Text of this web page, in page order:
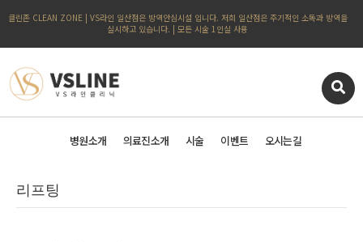
클린존 CLEAN ZONE | VS라인 일산점은 방역안심시설 입니다. 저희 일산점은 주기적인 소독과 방역을
실시하고 있습니다. | 모든 시술 1인실 사용
병원소개 의료진소개 시술 이벤트 오시는길
리프팅